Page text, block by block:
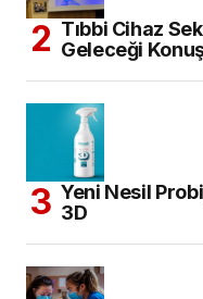
Tıbbi Cihaz
Geleceği
Yeni Nesil
3D